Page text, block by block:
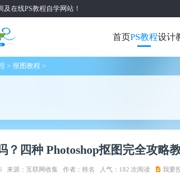
在线PS教程自学网站！
首页PS教程设计
> 抠图教程 >
？四种 Photoshop抠图完全攻略
来源：互联网收集 作者：秩名 人气：182 次阅读 我要